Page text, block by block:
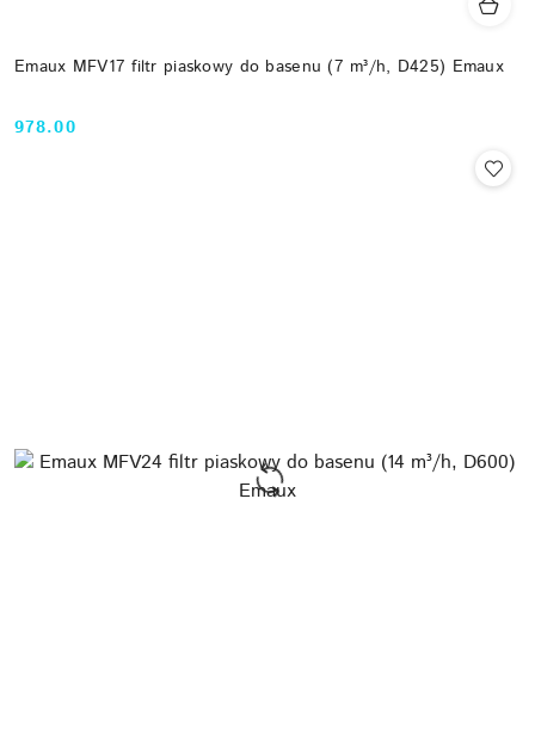
Emaux MFV17 filtr piaskowy do basenu (7 m³/h, D425) Emaux
Cena:
978.00